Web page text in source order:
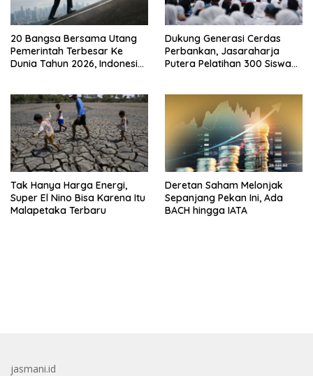
20 Bangsa Bersama Utang
Pemerintah Terbesar Ke
Dunia Tahun 2026, Indonesia
Dukung Generasi Cerdas
Perbankan, Jasaraharja
Putera Pelatihan 300 Siswa
Tak Hanya Harga Energi,
Super El Nino Bisa Karena Itu
Malapetaka Terbaru
Deretan Saham Melonjak
Sepanjang Pekan Ini, Ada
BACH hingga IATA
jasmani.id